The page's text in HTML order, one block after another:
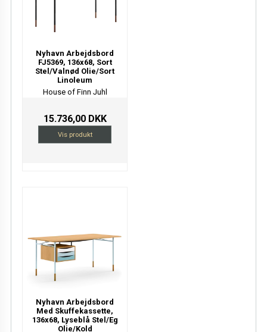
Nyhavn Arbejdsbord
FJ5369, 136x68, Sort
Stel/Valnød Olie/Sort
Linoleum
House of Finn Juhl
15.736,00 DKK
Vis produkt
Nyhavn Arbejdsbord
Med Skuffekassette,
136x68, Lyseblå Stel/Eg
Olie/Kold